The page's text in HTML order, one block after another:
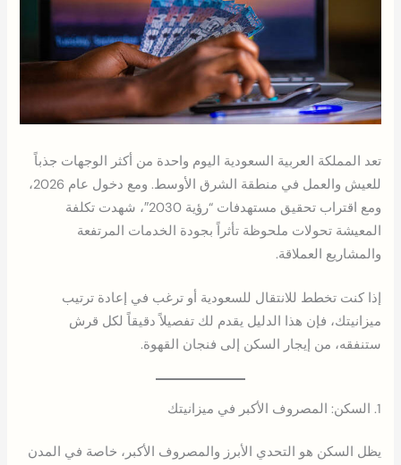
تعد المملكة العربية السعودية اليوم واحدة من أكثر الوجهات جذباً
للعيش والعمل في منطقة الشرق الأوسط. ومع دخول عام 2026،
ومع اقتراب تحقيق مستهدفات “رؤية 2030″، شهدت تكلفة
المعيشة تحولات ملحوظة تأثراً بجودة الخدمات المرتفعة
والمشاريع العملاقة.
إذا كنت تخطط للانتقال للسعودية أو ترغب في إعادة ترتيب
ميزانيتك، فإن هذا الدليل يقدم لك تفصيلاً دقيقاً لكل قرش
ستنفقه، من إيجار السكن إلى فنجان القهوة.
1. السكن: المصروف الأكبر في ميزانيتك
يظل السكن هو التحدي الأبرز والمصروف الأكبر، خاصة في المدن